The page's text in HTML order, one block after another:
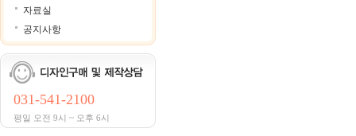
자료실
공지사항
031-541-2100
평일 오전 9시 ~ 오후 6시